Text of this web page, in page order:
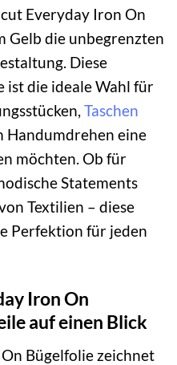
Everyday Iron On
Gelb die unbegrenzten
Diese
ist die ideale Wahl für
Taschen
Handumdrehen eine
möchten. Ob für
Statements
Textilien – diese
Perfektion für jeden
Iron On
auf einen Blick
Bügelfolie zeichnet